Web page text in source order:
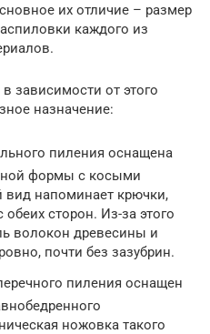
их отличие – размер
каждого из
зависимости от этого
назначение:
пиления оснащена
формы с косыми
напоминает крючки,
сторон. Из-за этого
волокон древесины и
почти без зазубрин.
пиления оснащен
ножовка такого